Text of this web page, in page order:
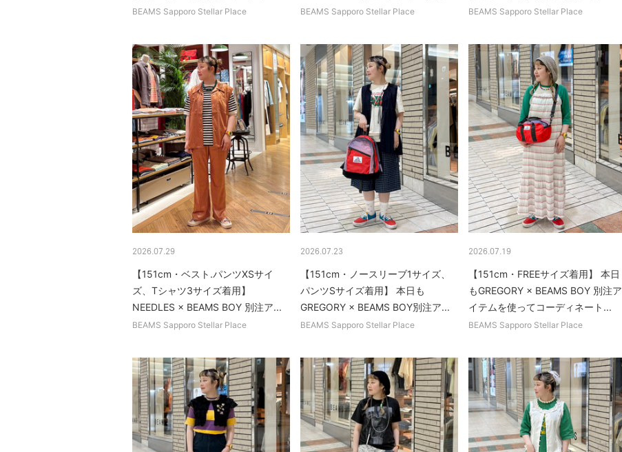
BEAMS Sapporo Stellar Place BEAMS Sapporo Stellar Place BEAMS Sapporo Stellar Place
2026.07.29
【151cm・ベスト.パンツXSサイ
ズ、Tシャツ3サイズ着用】
NEEDLES × BEAMS BOY 別注ア...
BEAMS Sapporo Stellar Place
2026.07.23
【151cm・ノースリーブ1サイズ、
パンツSサイズ着用】 本日も
GREGORY × BEAMS BOY別注ア...
BEAMS Sapporo Stellar Place
2026.07.19
【151cm・FREEサイズ着用】 本日
もGREGORY × BEAMS BOY 別注ア
イテムを使ってコーディネート...
BEAMS Sapporo Stellar Place